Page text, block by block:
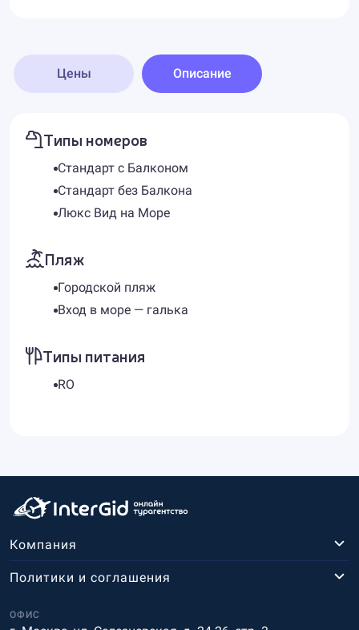
Цены Описание
Типы номеров
Стандарт с Балконом
Стандарт без Балкона
Люкс Вид на Море
Пляж
Городской пляж
Вход в море — галька
Типы питания
RO
Компания
ОФИС
Политики и соглашения